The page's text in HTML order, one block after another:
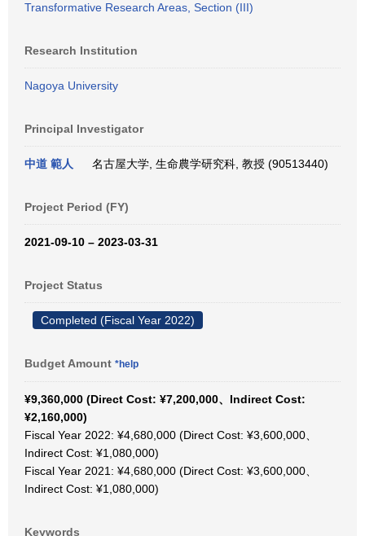
Transformative Research Areas, Section (III)
Research Institution
Nagoya University
Principal Investigator
中道 範人 名古屋大学, 生命農学研究科, 教授 (90513440)
Project Period (FY)
2021-09-10 – 2023-03-31
Project Status
Completed (Fiscal Year 2022)
Budget Amount *help
¥9,360,000 (Direct Cost: ¥7,200,000、Indirect Cost:
¥2,160,000)
Fiscal Year 2022: ¥4,680,000 (Direct Cost: ¥3,600,000、
Indirect Cost: ¥1,080,000)
Fiscal Year 2021: ¥4,680,000 (Direct Cost: ¥3,600,000、
Indirect Cost: ¥1,080,000)
Keywords